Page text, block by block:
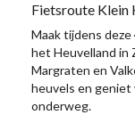
Fietsroute Klein
Maak tijdens
het Heuvelland in
Margraten en
heuvels en
onderweg.